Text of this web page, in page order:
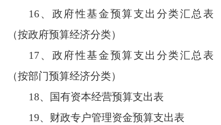
16、政府性基金预算支出分类汇总表
（按政府预算经济分类）
17、政府性基金预算支出分类汇总表
（按部门预算经济分类）
18、国有资本经营预算支出表
19、财政专户管理资金预算支出表